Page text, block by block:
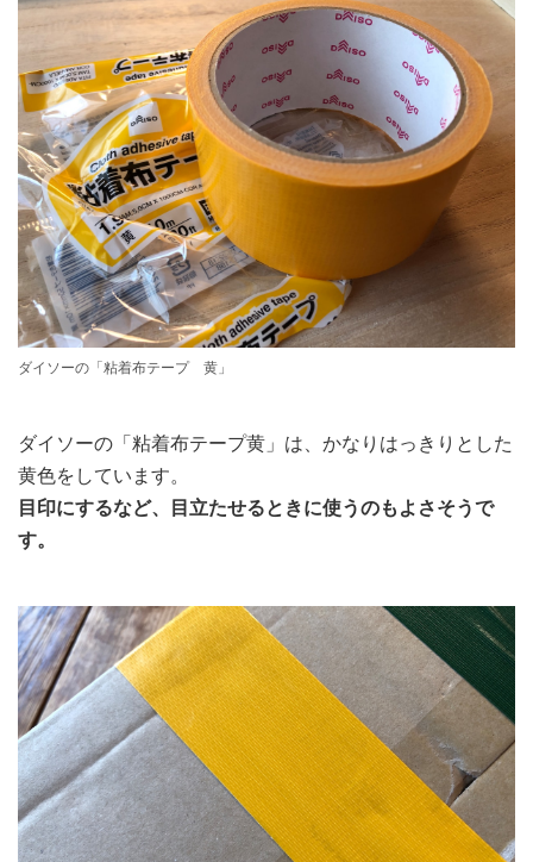
ダイソーの「粘着布テープ 黄」
ダイソーの「粘着布テープ黄」は、かなりはっきりとした
黄色をしています。
目印にするなど、目立たせるときに使うのもよさそうで
す。